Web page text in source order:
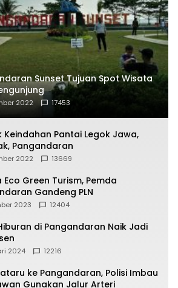
Sunset Tujuan Spot Wisata
2022 17453
Keindahan Pantai Legok Jawa,
Pangandaran
2022 13669
Eco Green Turism, Pemda
Gandeng PLN
2023 12404
di Pangandaran Naik Jadi
2024 12216
ke Pangandaran, Polisi Imbau
Gunakan Jalur Arteri